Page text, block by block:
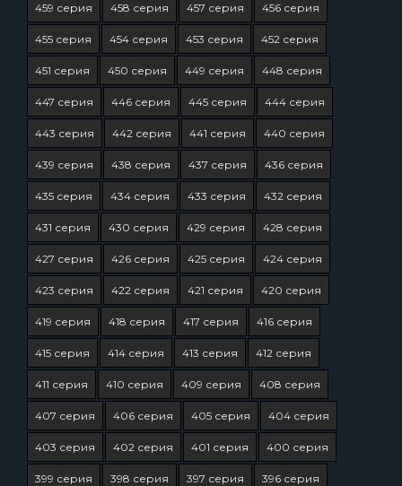
459 серия 458 серия 457 серия 456 серия
455 серия 454 серия 453 серия 452 серия
451 серия 450 серия 449 серия 448 серия
447 серия 446 серия 445 серия 444 серия
443 серия 442 серия 441 серия 440 серия
439 серия 438 серия 437 серия 436 серия
435 серия 434 серия 433 серия 432 серия
431 серия 430 серия 429 серия 428 серия
427 серия 426 серия 425 серия 424 серия
423 серия 422 серия 421 серия 420 серия
419 серия 418 серия 417 серия 416 серия
415 серия 414 серия 413 серия 412 серия
411 серия 410 серия 409 серия 408 серия
407 серия 406 серия 405 серия 404 серия
403 серия 402 серия 401 серия 400 серия
399 серия 398 серия 397 серия 396 серия